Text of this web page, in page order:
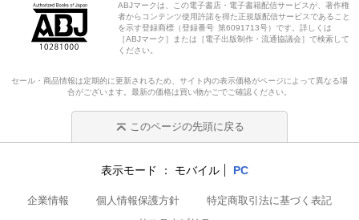
ABJマークは、この電子書店・電子書籍配信サービスが、著作権
者からコンテンツ使用許諾を得た正規版配信サービスであること
を示す登録商標（登録番号 第6091713号）です。詳しくは
［ABJマーク］または［電子出版制作・流通協議会］で検索して
ください。
セール・商品情報は定期的に更新されるため、サイト内の表示価格がページによって異なる場
合がございます。最新の価格は買い物かごでご確認ください。
このページの先頭に戻る
表示モード モバイル PC
企業情報 個人情報保護方針
特定商取引法に基づく表記